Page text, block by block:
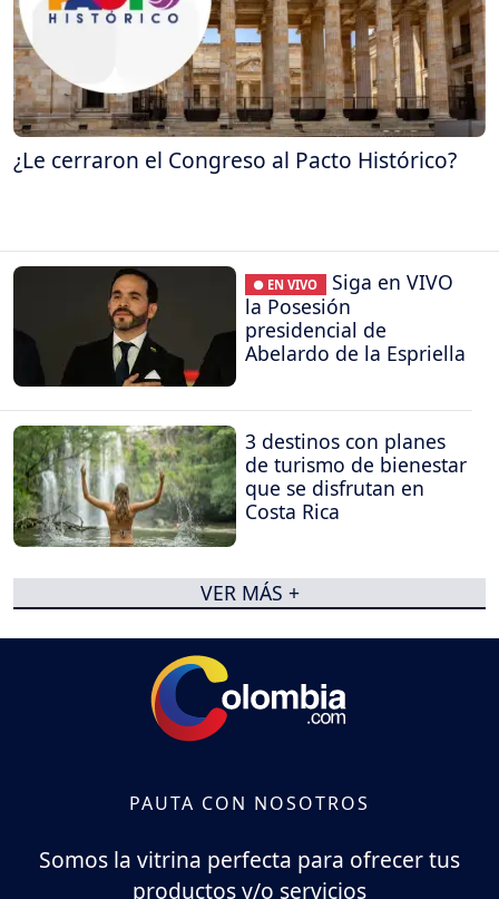
¿Le cerraron el Congreso al Pacto Histórico?
● EN VIVO
Siga en VIVO
la Posesión
presidencial de
Abelardo de la Espriella
3 destinos con planes
de turismo de bienestar
que se disfrutan en
Costa Rica
VER MÁS +
PAUTA CON NOSOTROS
Somos la vitrina perfecta para ofrecer tus
productos y/o servicios